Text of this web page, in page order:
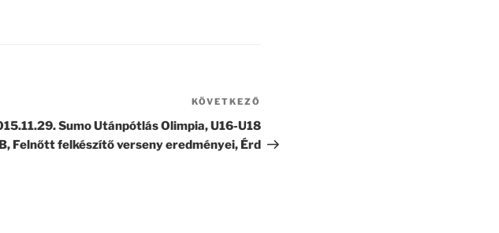
bejegyzés
KÖVETKEZŐ
Sumo Utánpótlás Olimpia, U16-U18
Felnőtt felkészítő verseny eredményei, Érd